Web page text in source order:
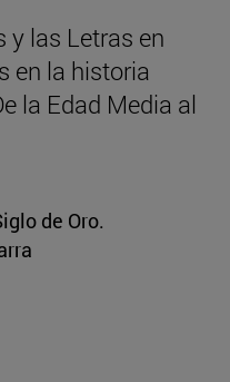
y las Letras en
en la historia
la Edad Media al
de Oro.